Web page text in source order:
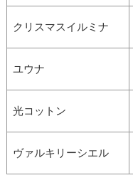
クリスマスイルミナ
ユウナ
光コットン
ヴァルキリーシエル